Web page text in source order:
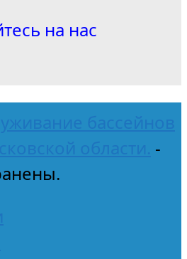
на нас
бассейнов
области. -